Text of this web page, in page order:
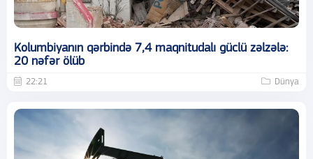
Kolumbiyanın qərbində 7,4 maqnitudalı güclü zəlzələ:
20 nəfər ölüb
22:21 Dünya